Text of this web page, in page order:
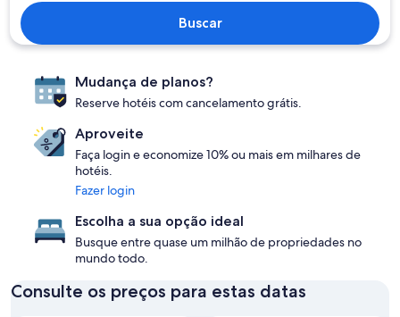
Buscar
Mudança de planos?
Reserve hotéis com cancelamento grátis.
Aproveite
Faça login e economize 10% ou mais em milhares de
hotéis.
Fazer login
Escolha a sua opção ideal
Busque entre quase um milhão de propriedades no
mundo todo.
Consulte os preços para estas datas